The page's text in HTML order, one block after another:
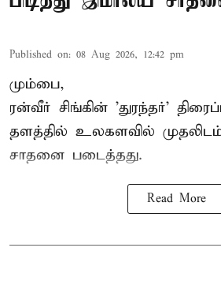
Published on: 08 Aug 2026, 12:42 pm
மும்பை,
ரன்வீர் சிங்கின் 'துரந்தர்'
தளத்தில் உலகளவில் முதலிடம்
சாதனை படைத்தது.
Read More